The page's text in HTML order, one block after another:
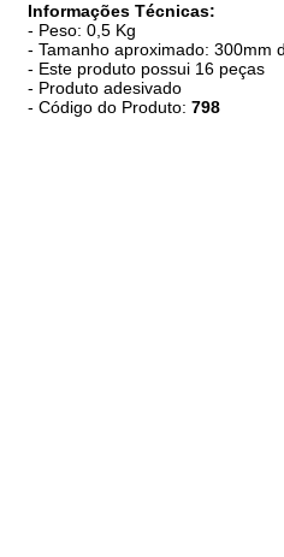
Informações Técnicas:
- Peso: 0,5 Kg
- Tamanho aproximado: 300mm
- Este produto possui 16 peças
- Produto adesivado
- Código do Produto: 798